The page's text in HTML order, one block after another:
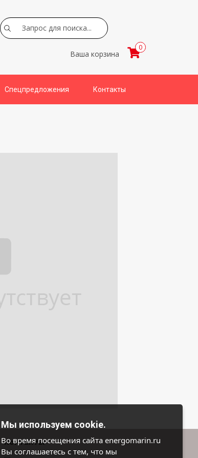
Search
Ваша корзина
0
Спецпредложения Контакты
Контакты
Мы используем cookie.
Во время посещения сайта energomarin.ru
Вы соглашаетесь с тем, что мы